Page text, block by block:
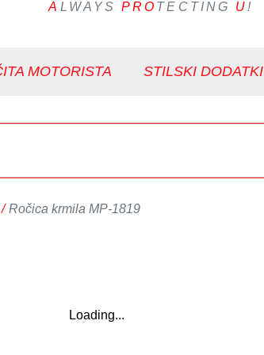
A LWAYSPRO TECTING U!
MOTORISTA STILSKI DODATKI
/ Ročica krmila MP-1819
Loading...